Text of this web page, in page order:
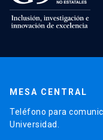
MESA CENTRAL
Teléfono para
Universidad.